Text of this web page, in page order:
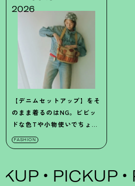
2026
【デニムセットアップ】をそ
のまま着るのはNG。ビビッ
ドな色Tや小物使いでちょっ
と遊ぶのがカギ
FASHION
PICKUP